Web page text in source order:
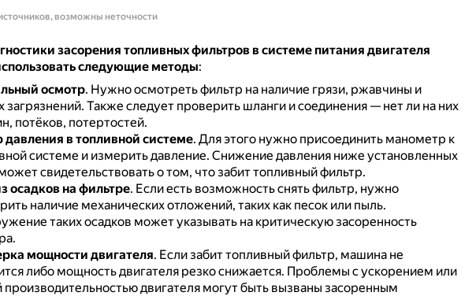
возможны неточности
засорения топливных фильтров в системе питания двигателя
следующие методы:
осмотр. Нужно осмотреть фильтр на наличие грязи, ржавчины и
загрязнений. Также следует проверить шланги и соединения — нет ли на них
потёков, потертостей.
в топливной системе. Для этого нужно присоединить манометр к
системе и измерить давление. Снижение давления ниже установленных
свидетельствовать о том, что забит топливный фильтр.
осадков на фильтре. Если есть возможность снять фильтр, нужно
наличие механических отложений, таких как песок или пыль.
таких осадков может указывать на критическую засоренность
мощности двигателя. Если забит топливный фильтр, машина не
либо мощность двигателя резко снижается. Проблемы с ускорением или
двигателя могут быть вызваны засоренным